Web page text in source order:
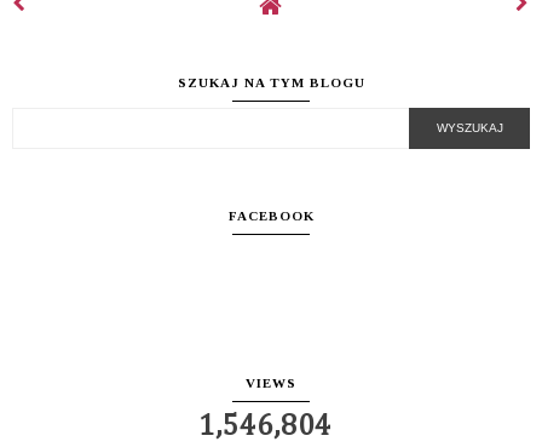
SZUKAJ NA TYM BLOGU
FACEBOOK
VIEWS
1,546,804